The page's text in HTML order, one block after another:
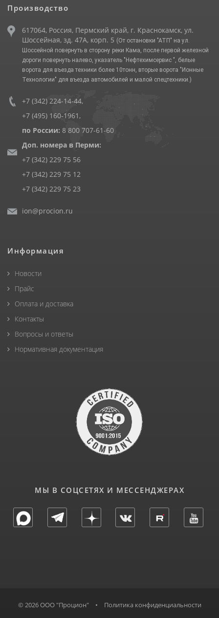
Производство
617064, Россия, Пермский край, г. Краснокамск, ул.
Шоссейная, зд. 47А, корп. 5 (От остановки "АТП" на ул.
Шоссейной повернуть в сторону реки Кама, после первой железной
дороги повернуть налево, указатель "Нефтехимсервис ", белые
ворота для въезда техники более 10тонн, вторые ворота "Ионные
Технологии" для въезда автомобилей и малой спецтехники.)
+7 (342) 224-14-44,
+7 (495) 160-1961 ,
по России: 8 800 707-61-60
Доп. номера в Перми:
+7 (342) 229 75 56
+7 (342) 229 75 12
+7 (342) 229 75 23
ion@procion.ru
Информация
Новости
Прайс
Оплата и доставка
Контакты
Вопросы и ответы
Нормативная документация
МЫ В СОЦСЕТЯХ И МЕССЕНДЖЕРАХ
© 2026 ООО "Процион" • Политика конфиденциальности